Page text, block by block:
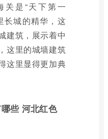
关是“天下第一
长城的精华，这
建筑，展示着中
这里的城墙建筑
这里显得更加典
些 河北红色